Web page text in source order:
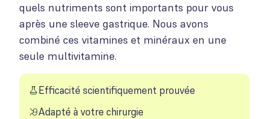
quels nutriments sont importants pour vous
après une sleeve gastrique. Nous avons
combiné ces vitamines et minéraux en une
seule multivitamine.
Efficacité scientifiquement prouvée
Adapté à votre chirurgie